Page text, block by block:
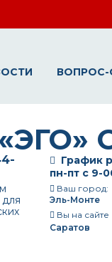
ВОПРОС-
График
пн-пт с 9-
Ваш город:
Эль-Монте
Вы на
Саратов
для